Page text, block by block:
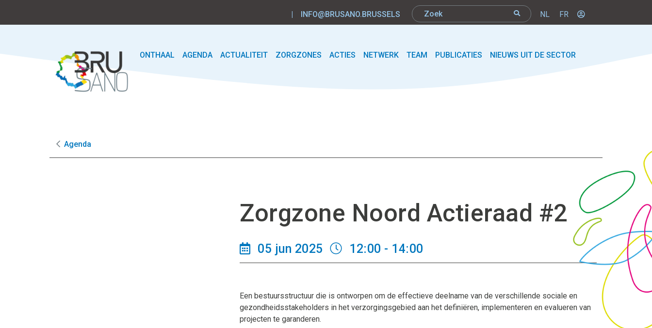
| INFO@BRUSANO.BRUSSELS NL FR
ONTHAAL AGENDA ACTUALITEIT ZORGZONES ACTIES NETWERK TEAM PUBLICATIES NIEUWS UIT DE SECTOR
Agenda
Zorgzone Noord Actieraad #2
05 jun 2025 12:00 - 14:00
Een bestuursstructuur die is ontworpen om de effectieve deelname van de verschillende sociale en
gezondheidsstakeholders in het verzorgingsgebied aan het definiëren, implementeren en evalueren van
projecten te garanderen.